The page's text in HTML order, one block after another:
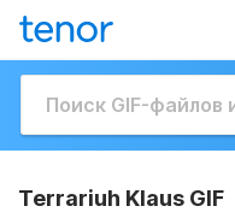
Terrariuh Klaus GIF